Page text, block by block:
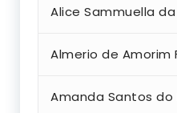
Alice Sammuella
Almerio de Amorim
Amanda Santos do